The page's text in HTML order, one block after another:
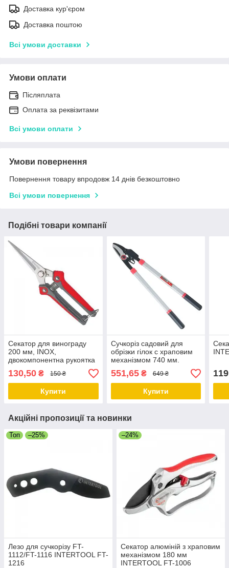
Доставка кур'єром
Доставка поштою
Всі умови доставки
Умови оплати
Післяплата
Оплата за реквізитами
Всі умови оплати
Умови повернення
Повернення товару впродовж 14 днів безкоштовно
Всі умови повернення
Подібні товари компанії
Секатор для винограду
200 мм, INOX,
двокомпонентна рукоятка
INTERTOOL FT-1015
130,50 ₴ 150 ₴
Купити
Сучкоріз садовий для
обрізки гілок c храповим
механізмом 740 мм.
INTERTOOL FT-1114
551,65₴ 649 ₴
Купити
119
Акційні пропозиції та новинки
Топ –25%
Лезо для сучкорізу FT-
1112/FT-1116 INTERTOOL FT-
1216
–24%
Секатор алюміній з храповим
механізмом 180 мм
INTERTOOL FT-1006